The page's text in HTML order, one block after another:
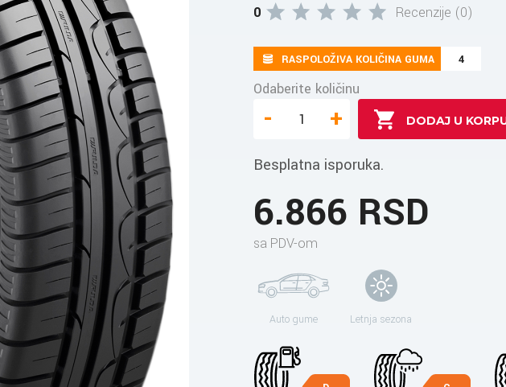
0
Recenzije (0)
RASPOLOŽIVA KOLIČINA GUMA 4
Odaberite količinu
- +
Besplatna isporuka.
6.866 RSD
sa PDV-om
Auto gume Letnja sezona